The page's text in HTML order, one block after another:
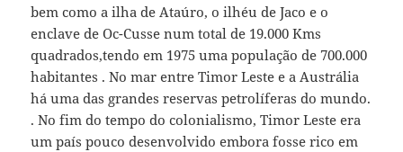
bem como a ilha de Ataúro, o ilhéu de Jaco e o
enclave de Oc-Cusse num total de 19.000 Kms
quadrados,tendo em 1975 uma população de 700.000
habitantes . No mar entre Timor Leste e a Austrália
há uma das grandes reservas petrolíferas do mundo.
. No fim do tempo do colonialismo, Timor Leste era
um país pouco desenvolvido embora fosse rico em